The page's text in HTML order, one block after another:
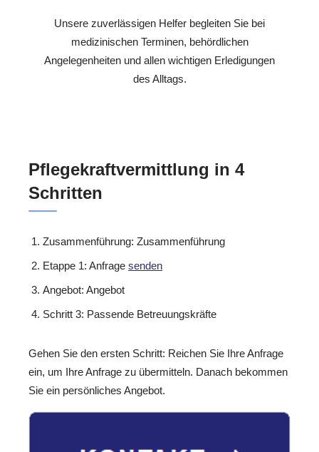
Unsere zuverlässigen Helfer begleiten Sie bei
medizinischen Terminen, behördlichen
Angelegenheiten und allen wichtigen Erledigungen
des Alltags.
Pflegekraftvermittlung in 4
Schritten
Zusammenführung: Zusammenführung
Etappe 1: Anfrage senden
Angebot: Angebot
Schritt 3: Passende Betreuungskräfte
Gehen Sie den ersten Schritt: Reichen Sie Ihre Anfrage
ein, um Ihre Anfrage zu übermitteln. Danach bekommen
Sie ein persönliches Angebot.